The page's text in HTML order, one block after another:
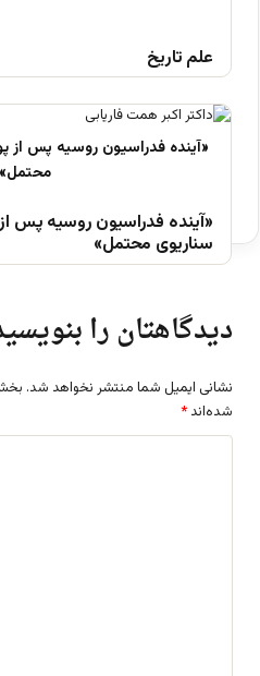
علم تاریخ
«آینده فدراسیون روسیه پس
سناریوی محتمل»
دیدگاهتان را
نشانی ایمیل شما منتشر نخواهد شد.
شده‌اند *